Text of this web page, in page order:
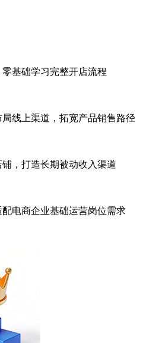
基础学习完整开店流程
线上渠道，拓宽产品销售路径
，打造长期被动收入渠道
电商企业基础运营岗位需求